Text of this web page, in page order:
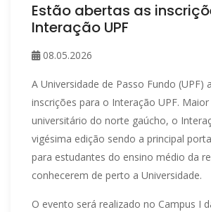
Estão abertas as
Interação UPF
08.05.2026
A Universidade de Passo Fundo (UPF)
inscrições para o Interação UPF.
universitário do norte gaúcho, o
vigésima edição sendo a principal
para estudantes do ensino médio da
conhecerem de perto a Universidade.
O evento será realizado no Campus I